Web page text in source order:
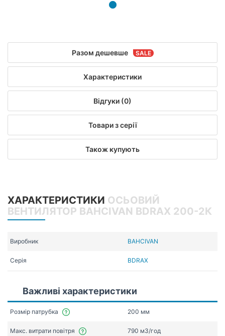
Разом дешевше
Характеристики
Відгуки (0)
Товари з серії
Також купують
ХАРАКТЕРИСТИКИ ОСЬОВИЙ
ВЕНТИЛЯТОР BAHCIVAN BDRAX 200-2К
Виробник BAHCIVAN
Серія BDRAX
Важливі характеристики
Розмір патрубка 200 мм
Макс. витрати повітря 790 мЗ/год